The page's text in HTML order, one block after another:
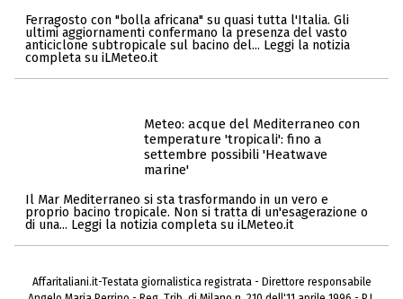
Ferragosto con "bolla africana" su quasi tutta l'Italia. Gli
ultimi aggiornamenti confermano la presenza del vasto
anticiclone subtropicale sul bacino del... Leggi la notizia
completa su iLMeteo.it
Meteo: acque del Mediterraneo con
temperature 'tropicali': fino a
settembre possibili 'Heatwave
marine'
Il Mar Mediterraneo si sta trasformando in un vero e
proprio bacino tropicale. Non si tratta di un'esagerazione o
di una... Leggi la notizia completa su iLMeteo.it
Affaritaliani.it-Testata giornalistica registrata - Direttore responsabile